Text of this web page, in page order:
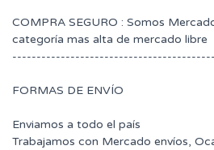
COMPRA SEGURO : Somos
categoría mas alta de mercado libre
FORMAS DE ENVÍO
Enviamos a todo el país
Trabajamos con Mercado envíos,